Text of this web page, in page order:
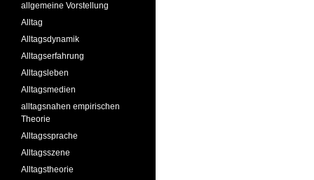
allgemeine Vorstellung
Alltag
Alltagsdynamik
Alltagserfahrung
Alltagsleben
Alltagsmedien
alltagsnahen empirischen
Theorie
Alltagssprache
Alltagsszene
Alltagstheorie